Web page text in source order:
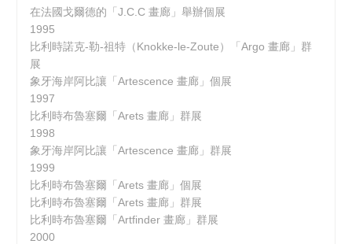
在法國戈爾德的「J.C.C 畫廊」舉辦個展
1995
比利時諾克-勒-祖特（Knokke-le-Zoute）「Argo 畫廊」群
展
象牙海岸阿比讓「Artescence 畫廊」個展
1997
比利時布魯塞爾「Arets 畫廊」群展
1998
象牙海岸阿比讓「Artescence 畫廊」群展
1999
比利時布魯塞爾「Arets 畫廊」個展
比利時布魯塞爾「Arets 畫廊」群展
比利時布魯塞爾「Artfinder 畫廊」群展
2000